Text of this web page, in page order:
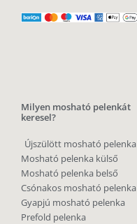
Milyen mosható pelenkát
keresel?
Újszülött mosható pelenka
Mosható pelenka külső
Mosható pelenka belső
Csónakos mosható pelenka
Gyapjú mosható pelenka
Prefold pelenka